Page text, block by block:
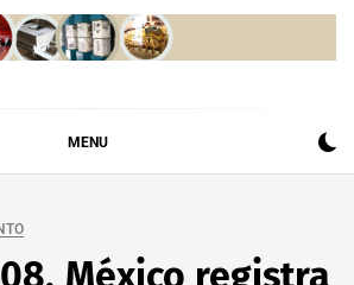
MENU
México registra